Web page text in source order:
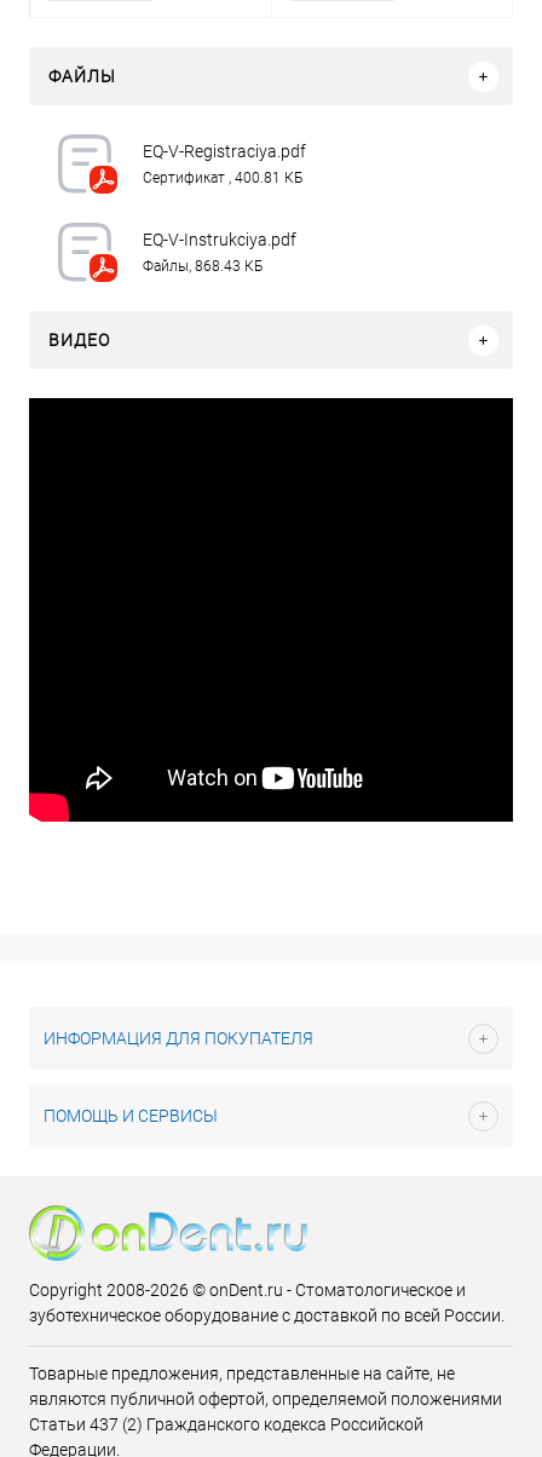
ФАЙЛЫ
EQ-V-Registraciya.pdf
Сертификат , 400.81 КБ
EQ-V-Instrukciya.pdf
Файлы, 868.43 КБ
ВИДЕО
ИНФОРМАЦИЯ ДЛЯ ПОКУПАТЕЛЯ
ПОМОЩЬ И СЕРВИСЫ
Copyright 2008-2026 © onDent.ru - Стоматологическое и
зуботехническое оборудование с доставкой по всей России.
Товарные предложения, представленные на сайте, не
являются публичной офертой, определяемой положениями
Статьи 437 (2) Гражданского кодекса Российской
Федерации.